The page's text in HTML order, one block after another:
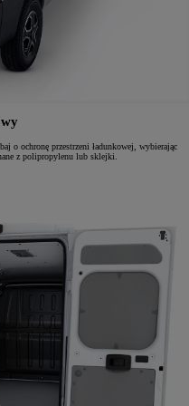
o ochronę przestrzeni ładunkowej, wybierając
z polipropylenu lub sklejki.